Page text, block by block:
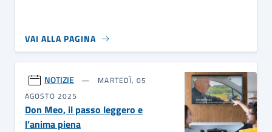
VAI ALLA PAGINA
NOTIZIE
MARTEDÌ, 05
AGOSTO 2025
Don Meo, il passo leggero e
l’anima piena